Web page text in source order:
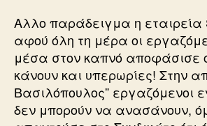
Αλλο παράδειγμα η εταιρεία
αφού όλη τη μέρα οι
μέσα στον καπνό αποφάσισε
κάνουν και υπερωρίες! Στην
Βασιλόπουλος” εργαζόμενοι
δεν μπορούν να ανασάνουν,